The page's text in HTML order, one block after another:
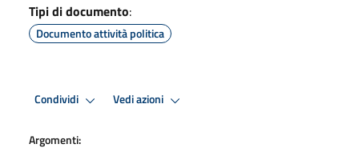
Tipi di documento:
Documento attività politica
Condividi Vedi azioni
Argomenti: